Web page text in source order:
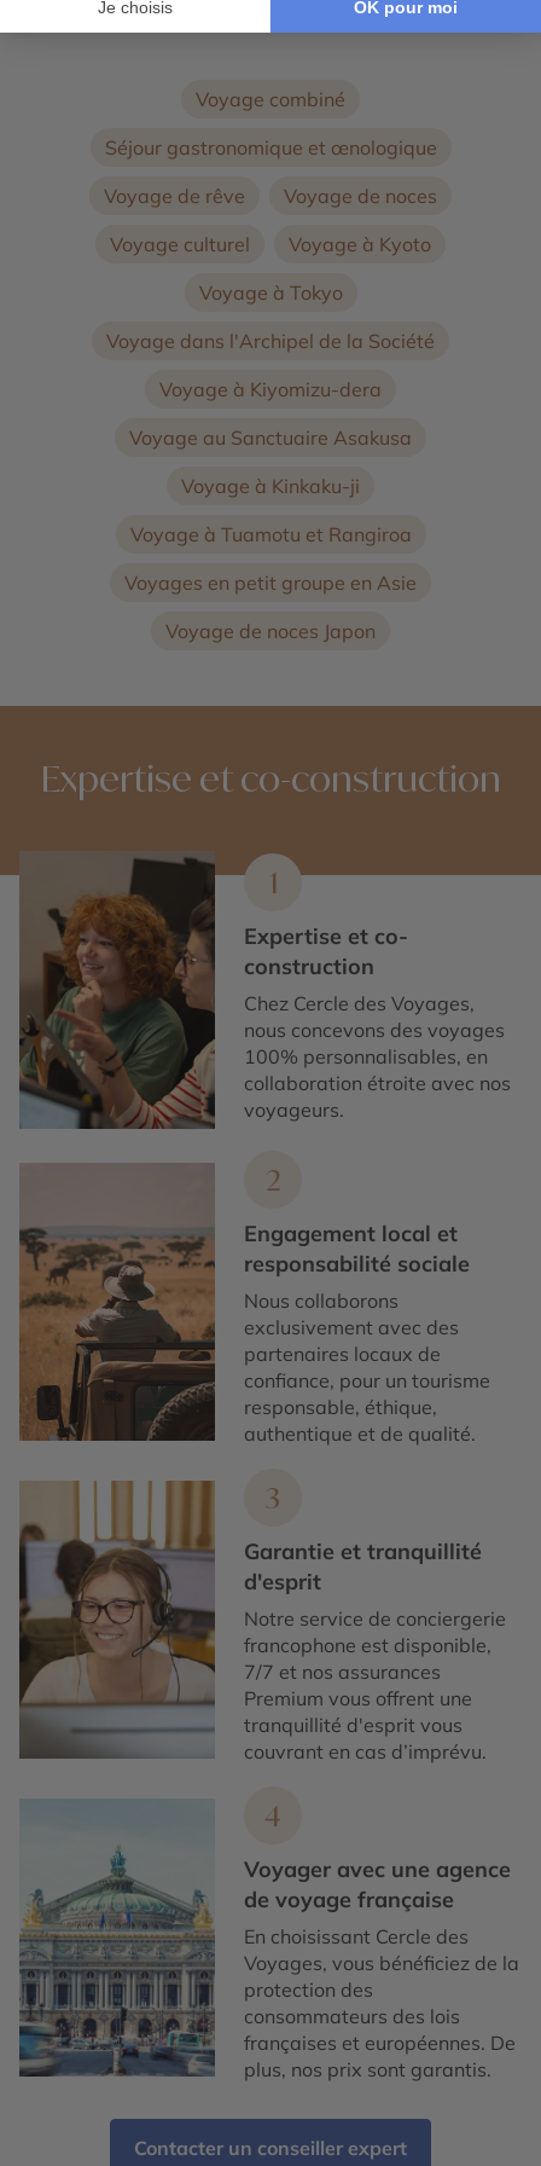
Voyage combiné
Séjour gastronomique et œnologique
Voyage de rêve
Voyage de noces
Voyage culturel
Voyage à Kyoto
Voyage à Tokyo
Voyage dans l'Archipel de la Société
Voyage à Kiyomizu-dera
Voyage au Sanctuaire Asakusa
Voyage à Kinkaku-ji
Voyage à Tuamotu et Rangiroa
Voyages en petit groupe en Asie
Voyage de noces Japon
Expertise et co-construction
1
Expertise et co-
construction
Chez Cercle des Voyages,
nous concevons des voyages
100% personnalisables, en
collaboration étroite avec nos
voyageurs.
2
Engagement local et
responsabilité sociale
Nous collaborons
exclusivement avec des
partenaires locaux de
confiance, pour un tourisme
responsable, éthique,
authentique et de qualité.
3
Garantie et tranquillité
d'esprit
Notre service de conciergerie
francophone est disponible,
7/7 et nos assurances
Premium vous offrent une
tranquillité d'esprit vous
couvrant en cas d’imprévu.
4
Voyager avec une agence
de voyage française
En choisissant Cercle des
Voyages, vous bénéficiez de la
protection des
consommateurs des lois
françaises et européennes. De
plus, nos prix sont garantis.
Contacter un conseiller expert